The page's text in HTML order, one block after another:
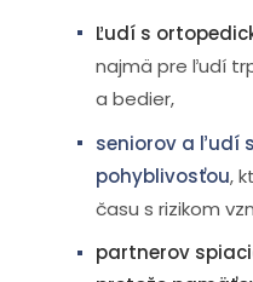
Ľudí s
najmä pre ľudí
a bedier,
seniorov a ľudí
pohyblivosťou,
času s rizikom
partnerov